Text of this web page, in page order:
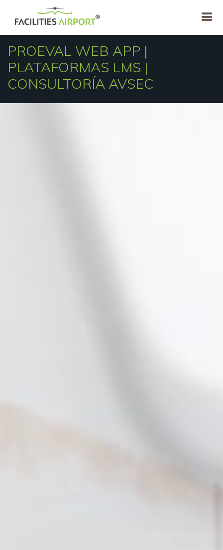
PROEVAL WEB APP |
PLATAFORMAS LMS |
CONSULTORÍA AVSEC